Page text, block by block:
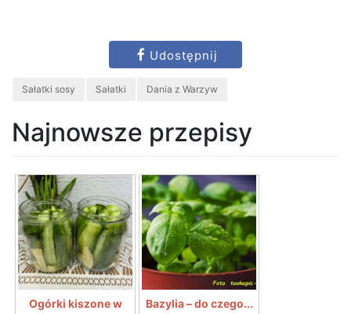
Udostępnij
Sałatki sosy Sałatki Dania z Warzyw
Najnowsze przepisy
Ogórki kiszone w
Bazylia – do czego...